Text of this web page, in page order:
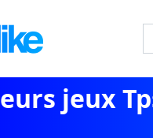
jeux